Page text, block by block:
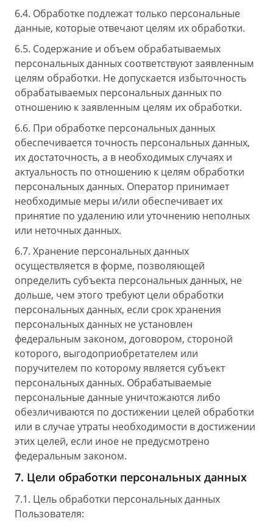
6.4. Обработке подлежат только персональные
данные, которые отвечают целям их обработки.
6.5. Содержание и объем обрабатываемых
персональных данных соответствуют заявленным
целям обработки. Не допускается избыточность
обрабатываемых персональных данных по
отношению к заявленным целям их обработки.
6.6. При обработке персональных данных
обеспечивается точность персональных данных,
их достаточность, а в необходимых случаях и
актуальность по отношению к целям обработки
персональных данных. Оператор принимает
необходимые меры и/или обеспечивает их
принятие по удалению или уточнению неполных
или неточных данных.
6.7. Хранение персональных данных
осуществляется в форме, позволяющей
определить субъекта персональных данных, не
дольше, чем этого требуют цели обработки
персональных данных, если срок хранения
персональных данных не установлен
федеральным законом, договором, стороной
которого, выгодоприобретателем или
поручителем по которому является субъект
персональных данных. Обрабатываемые
персональные данные уничтожаются либо
обезличиваются по достижении целей обработки
или в случае утраты необходимости в достижении
этих целей, если иное не предусмотрено
федеральным законом.
7. Цели обработки персональных данных
7.1. Цель обработки персональных данных
Пользователя: